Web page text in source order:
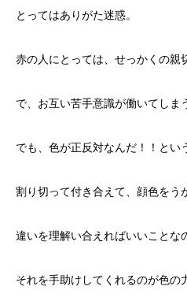
とってはありがた迷惑。
赤の人にとっては、せっかくの親
で、お互い苦手意識が働いてしま
でも、色が正反対なんだ！！とい
割り切って付き合えて、顔色をう
違いを理解い合えればいいことな
それを手助けしてくれるのが色の